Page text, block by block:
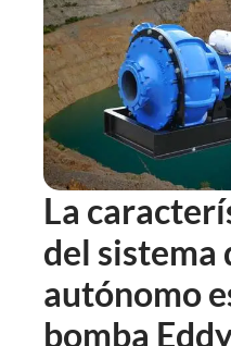
La
del sistema
autónomo
bomba